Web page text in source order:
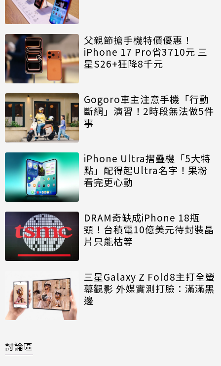
父親節搶手機特價優惠！
iPhone 17 Pro省3710元 三
星S26+狂降8千元
Gogoro車主注意手機「行動
斷網」演習！2時段無法做5件
事
iPhone Ultra摺疊機「5大特
點」配得起Ultra名字！果粉
看完更心動
DRAM奇缺成iPhone 18瓶
頸！台積電10億美元待封裝晶
片只能枯等
三星Galaxy Z Fold8主打全螢
幕觀影 外媒實測打臉：滿滿黑
邊
討論區